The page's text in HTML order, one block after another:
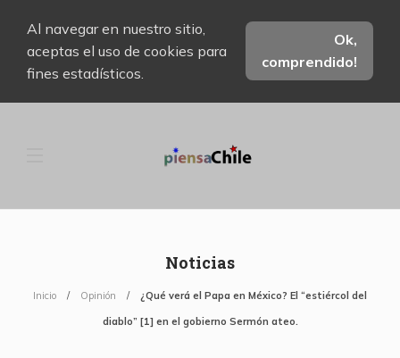
Al navegar en nuestro sitio,
aceptas el uso de cookies para
fines estadísticos.
Ok,
comprendido!
Noticias
Inicio Opinión ¿Qué verá el Papa en México? El “estiércol del
diablo” [1] en el gobierno Sermón ateo.